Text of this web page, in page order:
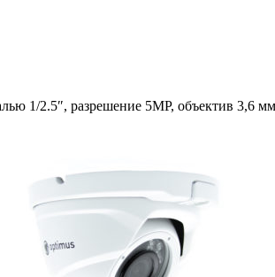
1/2.5″, разрешение 5MP, объектив 3,6 мм